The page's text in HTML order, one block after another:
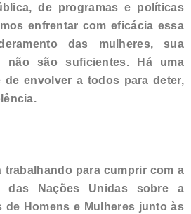
de programas e políticas
enfrentar com eficácia essa
das mulheres, sua
não são suficientes. Há uma
de envolver a todos para deter,
trabalhando para cumprir com a
das Nações Unidas sobre a
de Homens e Mulheres junto às